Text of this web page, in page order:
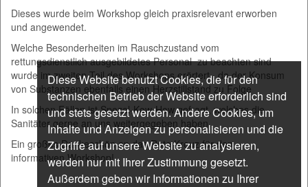
Dieses wurde beim Workshop gleich praxisrelevant erworben
und angewendet.
Welche Besonderheiten im Rauschzustand vom
rettungsdienstlich ausgebildetes Personal zu beachten sind
wurde im zweiten Teil des Workshops erörtert , da der Konsum
von Substanzen ebenfalls einen Herzstillstand zu Folge
In solchen Fällen ist Spezal-Kow-How gefragt, welches die
Sanitäter gerne an uns weitergegeben haben.
Ein großes Dankeschön an das Rote Kreuz für den
informativen Workshop!
Diese Website benutzt Cookies, die für den
technischen Betrieb der Website erforderlich sind
und stets gesetzt werden. Andere Cookies, um
Inhalte und Anzeigen zu personalisieren und die
Zugriffe auf unsere Website zu analysieren,
werden nur mit Ihrer Zustimmung gesetzt.
Außerdem geben wir Informationen zu Ihrer